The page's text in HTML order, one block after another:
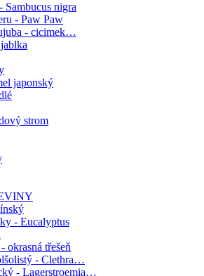
Sambucus nigra
- Paw Paw
- cicimek…
japonský
strom
- Eucalyptus
okrasná třešeň
- Clethra…
- Lagerstroemia…